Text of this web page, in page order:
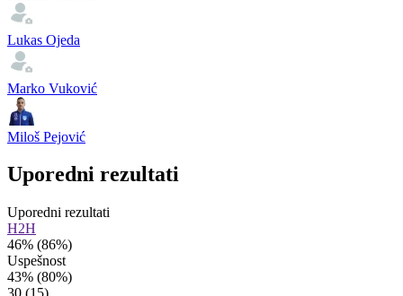
Lukas Ojeda
Marko Vuković
Miloš Pejović
Uporedni rezultati
Uporedni rezultati
H2H
46% (86%)
Uspešnost
43% (80%)